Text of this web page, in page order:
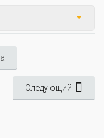
Следующий